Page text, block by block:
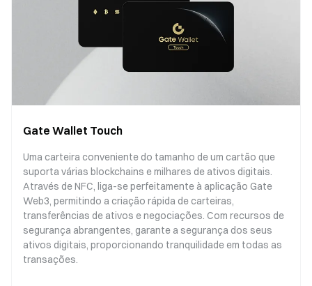
Gate Wallet Touch
Uma carteira conveniente do tamanho de um cartão que
suporta várias blockchains e milhares de ativos digitais.
Através de NFC, liga-se perfeitamente à aplicação Gate
Web3, permitindo a criação rápida de carteiras,
transferências de ativos e negociações. Com recursos de
segurança abrangentes, garante a segurança dos seus
ativos digitais, proporcionando tranquilidade em todas as
transações.